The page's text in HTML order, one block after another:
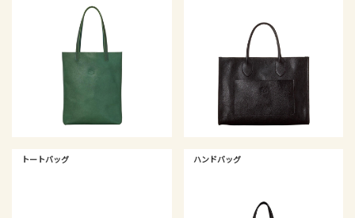
トートバッグ ハンドバッグ